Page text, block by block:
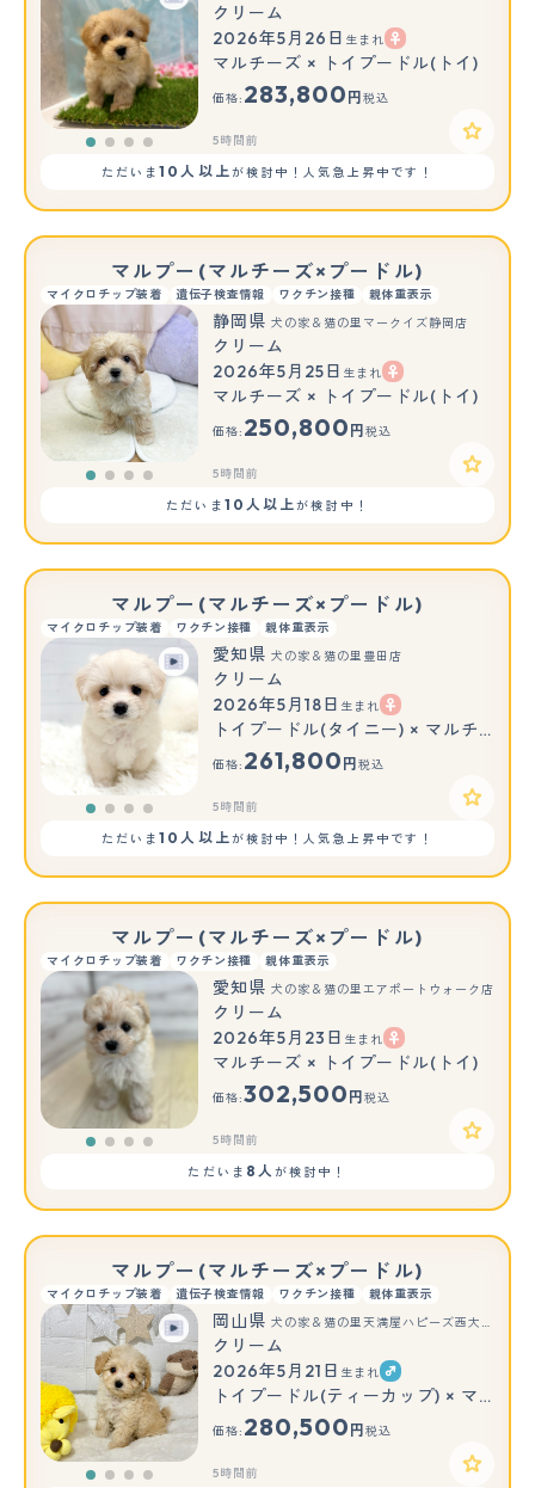
クリーム
2026年5月26日 生まれ
マルチーズ × トイプードル(トイ)
価格: 283,800 円 税込
5時間前
ただいま10人以上が検討中！人気急上昇中です！
マルプー(マルチーズ×プードル)
マイクロチップ装着 遺伝子検査情報 ワクチン接種 親体重表示
静岡県 犬の家＆猫の里マークイズ静岡店
クリーム
2026年5月25日 生まれ
マルチーズ × トイプードル(トイ)
価格: 250,800 円 税込
5時間前
ただいま 10人以上が検討中！
マルプー(マルチーズ×プードル)
マイクロチップ装着 ワクチン接種 親体重表示
愛知県 犬の家＆猫の里豊田店
クリーム
2026年5月18日 生まれ
トイプードル(タイニー) × マルチーズ
価格: 261,800 円 税込
5時間前
ただいま10人以上が検討中！人気急上昇中です！
マルプー(マルチーズ×プードル)
マイクロチップ装着 ワクチン接種 親体重表示
愛知県 犬の家＆猫の里エアポートウォーク店
クリーム
2026年5月23日 生まれ
マルチーズ × トイプードル(トイ)
価格:302,500 円 税込
5時間前
ただいま 8人が検討中！
マルプー(マルチーズ×プードル)
マイクロチップ装着 遺伝子検査情報 ワクチン接種 親体重表示
岡山県 犬の家＆猫の里天満屋ハピーズ西大寺モール店
クリーム
2026年5月21日 生まれ
トイプードル(ティーカップ) × マルチーズ
価格: 280,500 円 税込
5時間前